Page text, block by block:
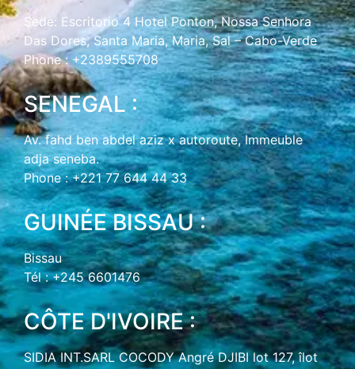
Sede: Escritorio 4 Hotel Ponton, Nossa Senhora
Das Dores, Santa Maria, Maria, Sal – Cabo-Verde
Phone : +2389555708
SENEGAL :
Av. fahd ben abdel aziz x autoroute, Immeuble
adja seneba.
Phone : +221 77 644 44 33
GUINÉE BISSAU :
Bissau
Tél : +245 6601476
CÔTE D'IVOIRE :
SIDIA INT.SARL COCODY Angré DJIBI lot 127, îlot